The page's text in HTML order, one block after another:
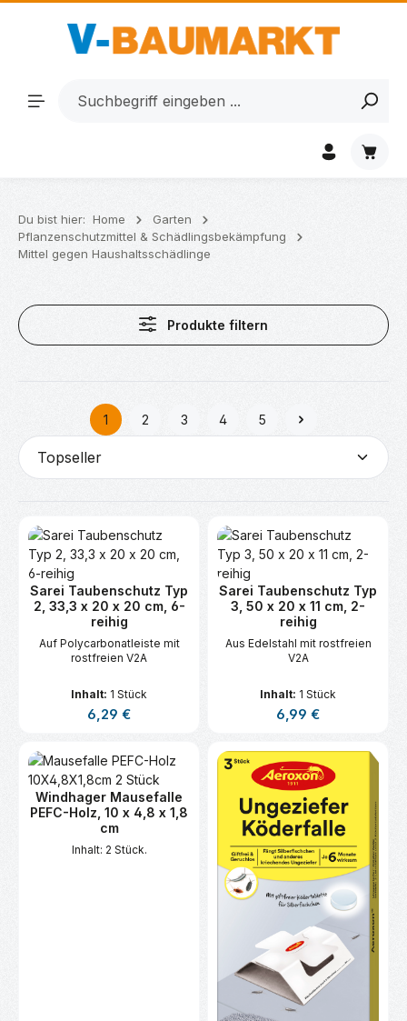
Zum Hauptinhalt springen
Du bist hier: Home
Garten
Pflanzenschutzmittel & Schädlingsbekämpfung
Mittel gegen Haushaltsschädlinge
Produkte filtern
Seite
1
Seite
2
Seite
3
Seite
4
Seite
5
Sarei Taubenschutz Typ
2, 33,3 x 20 x 20 cm, 6-
reihig
Auf Polycarbonatleiste mit
rostfreien V2A
Inhalt: 1 Stück
Regulärer Preis:
6,29 €
Sarei Taubenschutz Typ
3, 50 x 20 x 11 cm, 2-
reihig
Aus Edelstahl mit rostfreien
V2A
Inhalt: 1 Stück
Regulärer Preis:
6,99 €
Windhager Mausefalle
PEFC-Holz, 10 x 4,8 x 1,8
cm
Inhalt: 2 Stück.